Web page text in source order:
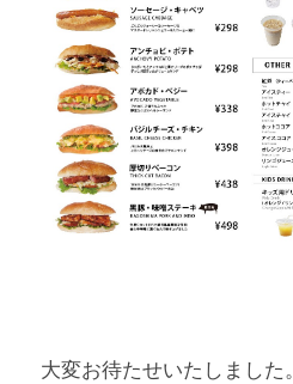
大変お待たせいたしました。